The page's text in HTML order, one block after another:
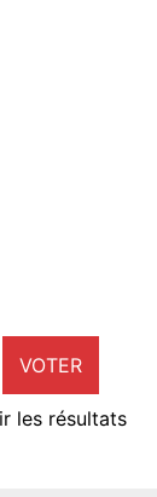
VOTER
les résultats